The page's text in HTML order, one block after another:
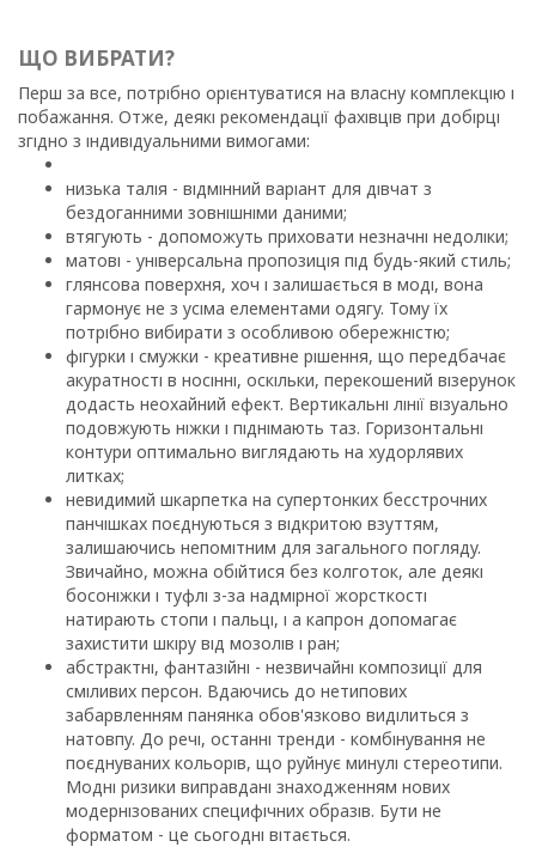
ЩО ВИБРАТИ?
Перш за все, потрібно орієнтуватися на власну комплекцію і
побажання. Отже, деякі рекомендації фахівців при добірці
згідно з індивідуальними вимогами:
низька талія - ​​відмінний варіант для дівчат з
бездоганними зовнішніми даними;
втягують - допоможуть приховати незначні недоліки;
матові - універсальна пропозиція під будь-який стиль;
глянсова поверхня, хоч і залишається в моді, вона
гармонує не з усіма елементами одягу. Тому їх
потрібно вибирати з особливою обережністю;
фігурки і смужки - креативне рішення, що передбачає
акуратності в носінні, оскільки, перекошений візерунок
додасть неохайний ефект. Вертикальні лінії візуально
подовжують ніжки і піднімають таз. Горизонтальні
контури оптимально виглядають на худорлявих
литках;
невидимий шкарпетка на супертонких бесстрочних
панчішках поєднуються з відкритою взуттям,
залишаючись непомітним для загального погляду.
Звичайно, можна обійтися без колготок, але деякі
босоніжки і туфлі з-за надмірної жорсткості
натирають стопи і пальці, і а капрон допомагає
захистити шкіру від мозолів і ран;
абстрактні, фантазійні - незвичайні композиції для
сміливих персон. Вдаючись до нетипових
забарвленням панянка обов'язково виділиться з
натовпу. До речі, останні тренди - комбінування не
поєднуваних кольорів, що руйнує минулі стереотипи.
Модні ризики виправдані знаходженням нових
модернізованих специфічних образів. Бути не
форматом - це сьогодні вітається.